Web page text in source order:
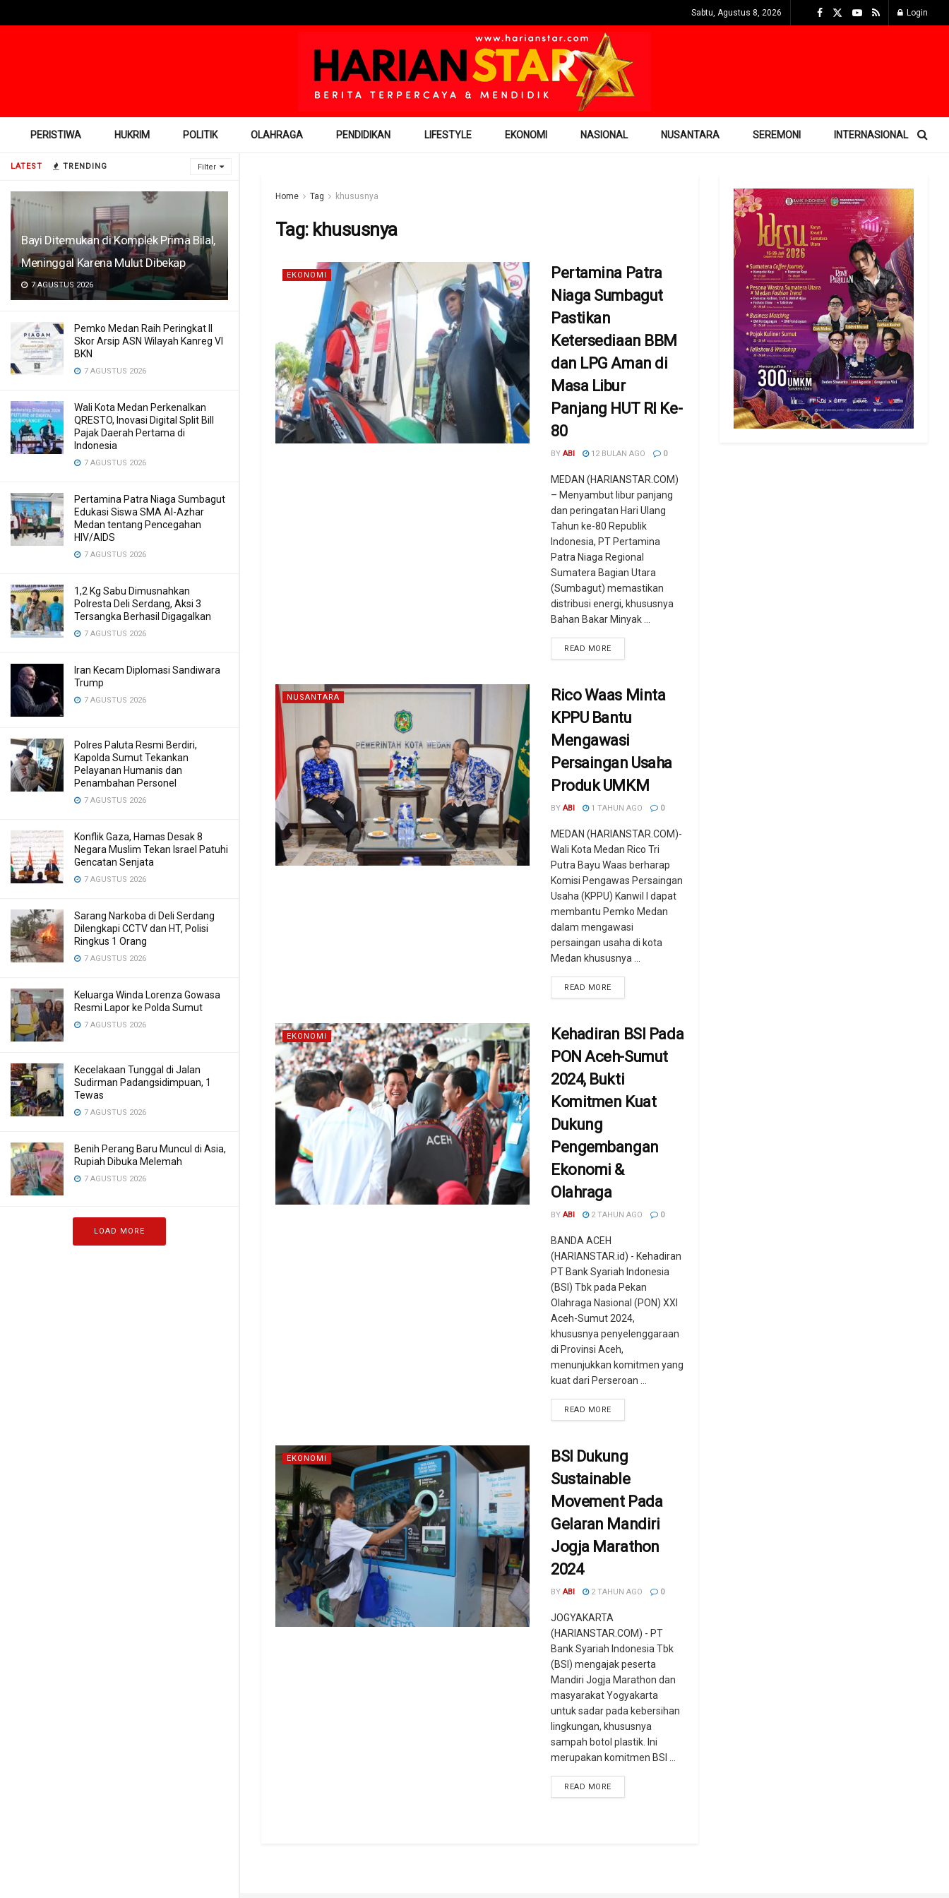
LATEST TRENDING Filter
Bayi Ditemukan di Komplek Prima Bilal,
Meninggal Karena Mulut Dibekap
7 AGUSTUS 2026
Pemko Medan Raih Peringkat II
Skor Arsip ASN Wilayah Kanreg VI
BKN
7 AGUSTUS 2026
Wali Kota Medan Perkenalkan
QRESTO, Inovasi Digital Split Bill
Pajak Daerah Pertama di
Indonesia
7 AGUSTUS 2026
Pertamina Patra Niaga Sumbagut
Edukasi Siswa SMA Al-Azhar
Medan tentang Pencegahan
HIV/AIDS
7 AGUSTUS 2026
1,2 Kg Sabu Dimusnahkan
Polresta Deli Serdang, Aksi 3
Tersangka Berhasil Digagalkan
7 AGUSTUS 2026
Iran Kecam Diplomasi Sandiwara
Trump
7 AGUSTUS 2026
Polres Paluta Resmi Berdiri,
Kapolda Sumut Tekankan
Pelayanan Humanis dan
Penambahan Personel
7 AGUSTUS 2026
Konflik Gaza, Hamas Desak 8
Negara Muslim Tekan Israel Patuhi
Gencatan Senjata
7 AGUSTUS 2026
Sarang Narkoba di Deli Serdang
Dilengkapi CCTV dan HT, Polisi
Ringkus 1 Orang
7 AGUSTUS 2026
Keluarga Winda Lorenza Gowasa
Resmi Lapor ke Polda Sumut
7 AGUSTUS 2026
Kecelakaan Tunggal di Jalan
Sudirman Padangsidimpuan, 1
Tewas
7 AGUSTUS 2026
Benih Perang Baru Muncul di Asia,
Rupiah Dibuka Melemah
7 AGUSTUS 2026
LOAD MORE
Sabtu, Agustus 8, 2026 Login
PERISTIWA HUKRIM POLITIK OLAHRAGA PENDIDIKAN LIFESTYLE EKONOMI NASIONAL NUSANTARA SEREMONI INTERNASIONAL
Home Tag khususnya
Tag: khususnya
EKONOMI
Pertamina Patra
Niaga Sumbagut
Pastikan
Ketersediaan BBM
dan LPG Aman di
Masa Libur
Panjang HUT RI Ke-
80
BY ABI 12 BULAN AGO 0
MEDAN (HARIANSTAR.COM)
– Menyambut libur panjang
dan peringatan Hari Ulang
Tahun ke-80 Republik
Indonesia, PT Pertamina
Patra Niaga Regional
Sumatera Bagian Utara
(Sumbagut) memastikan
distribusi energi, khususnya
Bahan Bakar Minyak ...
READ MORE
NUSANTARA
Rico Waas Minta
KPPU Bantu
Mengawasi
Persaingan Usaha
Produk UMKM
BY ABI 1 TAHUN AGO 0
MEDAN (HARIANSTAR.COM)-
Wali Kota Medan Rico Tri
Putra Bayu Waas berharap
Komisi Pengawas Persaingan
Usaha (KPPU) Kanwil I dapat
membantu Pemko Medan
dalam mengawasi
persaingan usaha di kota
Medan khususnya ...
READ MORE
EKONOMI
Kehadiran BSI Pada
PON Aceh-Sumut
2024, Bukti
Komitmen Kuat
Dukung
Pengembangan
Ekonomi &
Olahraga
BY ABI 2 TAHUN AGO 0
BANDA ACEH
(HARIANSTAR.id) - Kehadiran
PT Bank Syariah Indonesia
(BSI) Tbk pada Pekan
Olahraga Nasional (PON) XXI
Aceh-Sumut 2024,
khususnya penyelenggaraan
di Provinsi Aceh,
menunjukkan komitmen yang
kuat dari Perseroan ...
READ MORE
EKONOMI
BSI Dukung
Sustainable
Movement Pada
Gelaran Mandiri
Jogja Marathon
2024
BY ABI 2 TAHUN AGO 0
JOGYAKARTA
(HARIANSTAR.COM) - PT
Bank Syariah Indonesia Tbk
(BSI) mengajak peserta
Mandiri Jogja Marathon dan
masyarakat Yogyakarta
untuk sadar pada kebersihan
lingkungan, khususnya
sampah botol plastik. Ini
merupakan komitmen BSI ...
READ MORE